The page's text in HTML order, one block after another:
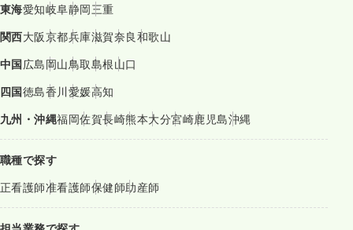
東海愛知岐阜静岡三重
関西大阪京都兵庫滋賀奈良和歌山
中国広島岡山鳥取島根山口
四国徳島香川愛媛高知
九州・沖縄福岡佐賀長崎熊本大分宮崎鹿児島沖縄
職種で探す
正看護師准看護師保健師助産師